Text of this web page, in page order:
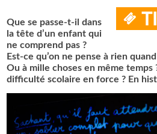
Que se passe-t-il dans
la tête d’un enfant qui
ne comprend pas ?
Est-ce qu’on ne pense à rien
Ou à mille choses en même
difficulté scolaire en force ? En